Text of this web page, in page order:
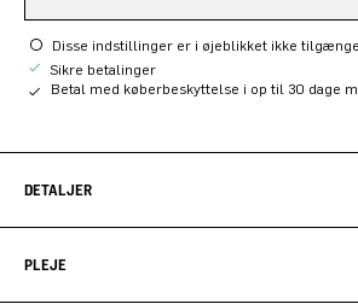
Disse indstillinger er i øjeblikket ikke
Sikre betalinger
Betal med køberbeskyttelse i op til 30 dage
DETALJER
PLEJE